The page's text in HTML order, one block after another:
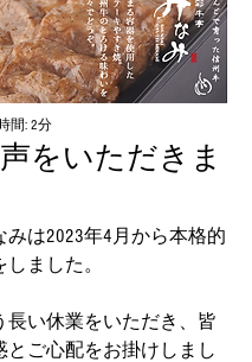
をいただきま
間: 2分
みは2023年4月から本格的
ました。
長い休業をいただき、皆
とご心配をお掛けしまし